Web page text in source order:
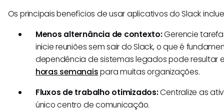
Os principais benefícios de usar aplicativos do Slack
Menos alternância de contexto:Gerencie
inicie reuniões sem sair do Slack, o que é
dependência de sistemas legados pode resultar
horas semanaispara muitas organizações.
Fluxos de trabalho otimizados:Centralize as
único centro de comunicação.